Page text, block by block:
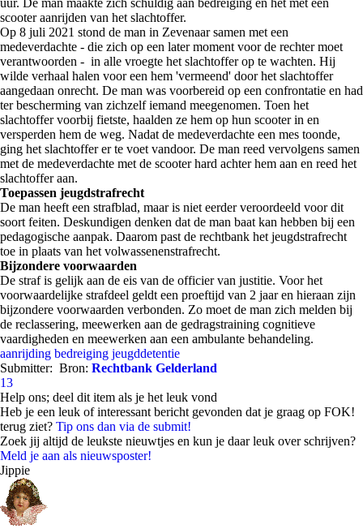
uur. De man maakte zich schuldig aan bedreiging en het met een
scooter aanrijden van het slachtoffer.
Op 8 juli 2021 stond de man in Zevenaar samen met een
medeverdachte - die zich op een later moment voor de rechter moet
verantwoorden - in alle vroegte het slachtoffer op te wachten. Hij
wilde verhaal halen voor een hem 'vermeend' door het slachtoffer
aangedaan onrecht. De man was voorbereid op een confrontatie en had
ter bescherming van zichzelf iemand meegenomen. Toen het
slachtoffer voorbij fietste, haalden ze hem op hun scooter in en
versperden hem de weg. Nadat de medeverdachte een mes toonde,
ging het slachtoffer er te voet vandoor. De man reed vervolgens samen
met de medeverdachte met de scooter hard achter hem aan en reed het
slachtoffer aan.
Toepassen jeugdstrafrecht
De man heeft een strafblad, maar is niet eerder veroordeeld voor dit
soort feiten. Deskundigen denken dat de man baat kan hebben bij een
pedagogische aanpak. Daarom past de rechtbank het jeugdstrafrecht
toe in plaats van het volwassenenstrafrecht.
Bijzondere voorwaarden
De straf is gelijk aan de eis van de officier van justitie. Voor het
voorwaardelijke strafdeel geldt een proeftijd van 2 jaar en hieraan zijn
bijzondere voorwaarden verbonden. Zo moet de man zich melden bij
de reclassering, meewerken aan de gedragstraining cognitieve
vaardigheden en meewerken aan een ambulante behandeling.
aanrijding bedreiging jeugddetentie
Submitter: Bron: Rechtbank Gelderland
13
Help ons; deel dit item als je het leuk vond
Heb je een leuk of interessant bericht gevonden dat je graag op FOK!
terug ziet? Tip ons dan via de submit!
Zoek jij altijd de leukste nieuwtjes en kun je daar leuk over schrijven?
Meld je aan als nieuwsposter!
Jippie